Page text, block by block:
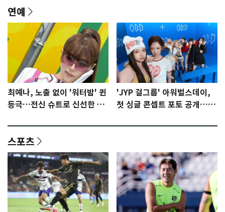
연예
최예나, 노출 없이 '워터밤' 퀸
등극…전신 슈트로 신선한 충
'JYP 걸그룹' 아워벌스데이,
첫 싱글 콘셉트 포토 공개…청
스포츠